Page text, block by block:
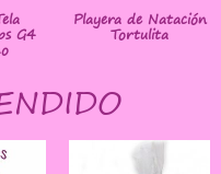
G4
Playera de Natación
Tortulita